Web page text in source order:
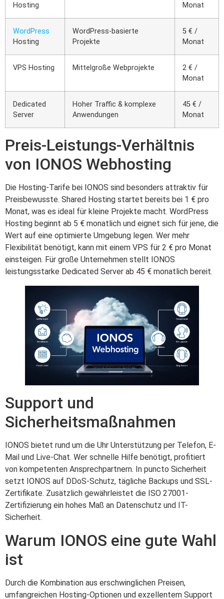
Hosting
Monat
WordPress
Hosting
WordPress-basierte
Projekte
5 € /
Monat
VPS Hosting Mittelgroße Webprojekte
2 € /
Monat
Dedicated
Server
Hoher Traffic & komplexe
Anwendungen
45 € /
Monat
Preis-Leistungs-Verhältnis
von IONOS Webhosting
Die Hosting-Tarife bei IONOS sind besonders attraktiv für
Preisbewusste. Shared Hosting startet bereits bei 1 € pro
Monat, was es ideal für kleine Projekte macht. WordPress
Hosting beginnt ab 5 € monatlich und eignet sich für jene, die
Wert auf eine optimierte Umgebung legen. Wer mehr
Flexibilität benötigt, kann mit einem VPS für 2 € pro Monat
einsteigen. Für große Unternehmen stellt IONOS
leistungsstarke Dedicated Server ab 45 € monatlich bereit.
Support und
Sicherheitsmaßnahmen
IONOS bietet rund um die Uhr Unterstützung per Telefon, E-
Mail und Live-Chat. Wer schnelle Hilfe benötigt, profitiert
von kompetenten Ansprechpartnern. In puncto Sicherheit
setzt IONOS auf DDoS-Schutz, tägliche Backups und SSL-
Zertifikate. Zusätzlich gewährleistet die ISO 27001-
Zertifizierung ein hohes Maß an Datenschutz und IT-
Sicherheit.
Warum IONOS eine gute Wahl
ist
Durch die Kombination aus erschwinglichen Preisen,
umfangreichen Hosting-Optionen und exzellentem Support